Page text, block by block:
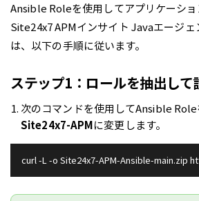
Ansible Roleを使用してアプリケーシ
Site24x7 APMインサイト Javaエージ
は、以下の手順に従います。
ステップ1：ロールを抽出して
次のコマンドを使用してAnsible
Site24x7-APMに変更します。
curl -L -o Site24x7-APM-Ansible-main.zip